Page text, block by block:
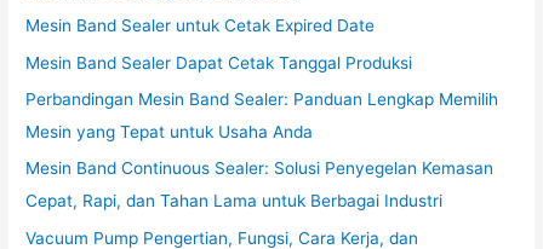
Mesin Band Sealer untuk Cetak Expired Date
Mesin Band Sealer Dapat Cetak Tanggal Produksi
Perbandingan Mesin Band Sealer: Panduan Lengkap Memilih
Mesin yang Tepat untuk Usaha Anda
Mesin Band Continuous Sealer: Solusi Penyegelan Kemasan
Cepat, Rapi, dan Tahan Lama untuk Berbagai Industri
Vacuum Pump Pengertian, Fungsi, Cara Kerja, dan